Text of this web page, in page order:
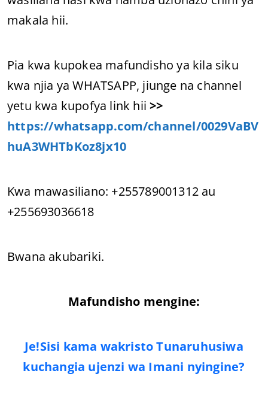
makala hii.
Pia kwa kupokea mafundisho ya kila siku
kwa njia ya WHATSAPP, jiunge na channel
yetu kwa kupofya link hii>>
https://whatsapp.com/channel/0029VaBV
huA3WHTbKoz8jx10
Kwa mawasiliano: +255789001312 au
+255693036618
Bwana akubariki.
Mafundisho mengine:
Je!Sisi kama wakristo Tunaruhusiwa
kuchangia ujenzi wa Imani nyingine?